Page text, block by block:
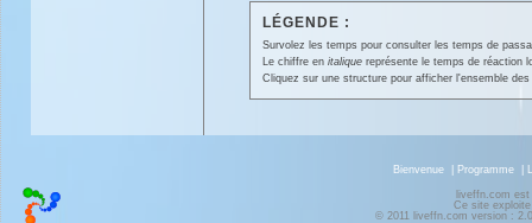
LÉGENDE :
Survolez les temps pour consulter les temps de
Le chiffre en italiquereprésente le temps de réaction
Cliquez sur une structure pour afficher l'ensemble
Bienvenue Programme
liveffn.com
Ce site
© 2011 liveffn.com version :